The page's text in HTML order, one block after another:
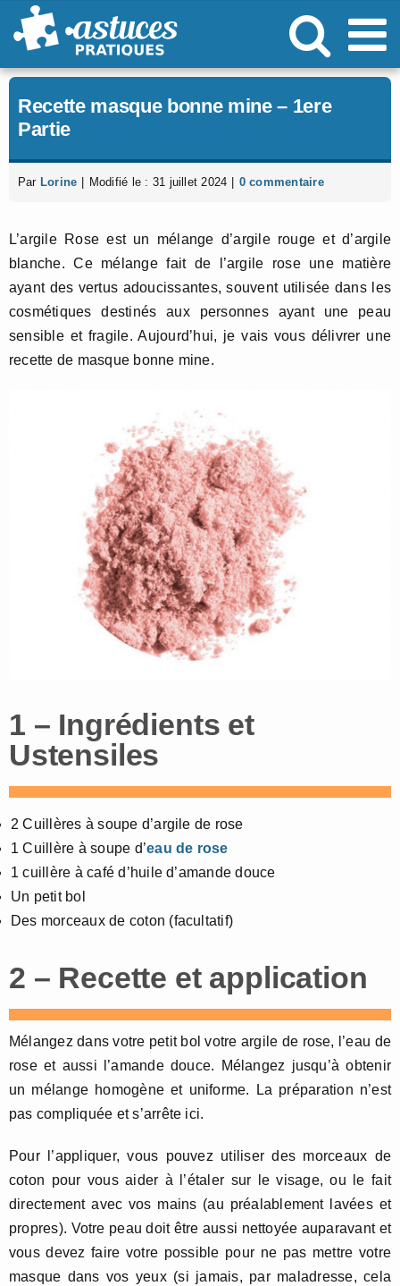
Passer
au
Recette masque bonne mine – 1ere
Partie
Par Lorine Modifié le : 31 juillet 2024 0 commentaire
L’argile Rose est un mélange d’argile rouge et d’argile
blanche. Ce mélange fait de l’argile rose une matière
ayant des vertus adoucissantes, souvent utilisée dans les
cosmétiques destinés aux personnes ayant une peau
sensible et fragile. Aujourd’hui, je vais vous délivrer une
recette de masque bonne mine.
1 – Ingrédients et
Ustensiles
2 Cuillères à soupe d’argile de rose
1 Cuillère à soupe d’eau de rose
1 cuillère à café d’huile d’amande douce
Un petit bol
Des morceaux de coton (facultatif)
2 – Recette et application
Mélangez dans votre petit bol votre argile de rose, l’eau de
rose et aussi l’amande douce. Mélangez jusqu’à obtenir
un mélange homogène et uniforme. La préparation n’est
pas compliquée et s’arrête ici.
Pour l’appliquer, vous pouvez utiliser des morceaux de
coton pour vous aider à l’étaler sur le visage, ou le fait
directement avec vos mains (au préalablement lavées et
propres). Votre peau doit être aussi nettoyée auparavant et
vous devez faire votre possible pour ne pas mettre votre
masque dans vos yeux (si jamais, par maladresse, cela